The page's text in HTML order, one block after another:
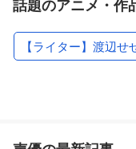
話題のアニメ・作
【ライター】渡辺せ